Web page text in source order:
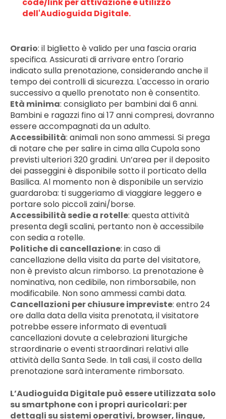
dell'Audioguida Digitale.
Orario: il biglietto è valido per una fascia oraria
specifica. Assicurati di arrivare entro l'orario
indicato sulla prenotazione, considerando anche il
tempo dei controlli di sicurezza. L'accesso in orario
successivo a quello prenotato non è consentito.
Età minima: consigliato per bambini dai 6 anni.
Bambini e ragazzi fino ai 17 anni compresi, dovranno
essere accompagnati da un adulto.
Accessibilità: animali non sono ammessi. Si prega
di notare che per salire in cima alla Cupola sono
previsti ulteriori 320 gradini. Un’area per il deposito
dei passeggini è disponibile sotto il porticato della
Basilica. Al momento non è disponibile un servizio
guardaroba: ti suggeriamo di viaggiare leggero e
portare solo piccoli zaini/borse.
Accessibilità sedie a rotelle: questa attività
presenta degli scalini, pertanto non è accessibile
con sedia a rotelle.
Politiche di cancellazione: in caso di
cancellazione della visita da parte del visitatore,
non è previsto alcun rimborso. La prenotazione è
nominativa, non cedibile, non rimborsabile, non
modificabile. Non sono ammessi cambi data.
Cancellazioni per chiusure impreviste: entro 24
ore dalla data della visita prenotata, il visitatore
potrebbe essere informato di eventuali
cancellazioni dovute a celebrazioni liturgiche
straordinarie o eventi straordinari relativi alle
attività della Santa Sede. In tali casi, il costo della
prenotazione sarà interamente rimborsato.
L’Audioguida Digitale può essere utilizzata solo
su smartphone con i propri auricolari: per
dettagli su sistemi operativi, browser, lingue,